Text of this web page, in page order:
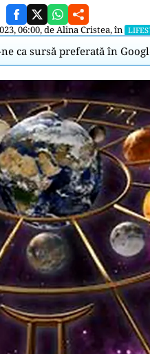
06:00, deAlina Cristea, în
ca sursă preferată în